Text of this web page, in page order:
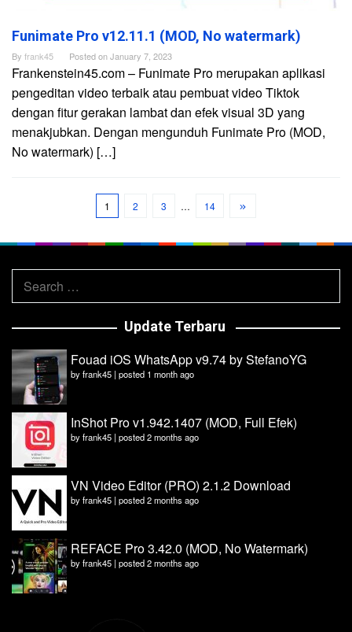
Funimate Pro v12.11.1 (MOD, No watermark)
By frank45 Posted onJanuary 7, 2023
Frankenstein45.com – Funimate Pro merupakan aplikasi
pengeditan video terbaik atau pembuat video Tiktok
dengan fitur gerakan lambat dan efek visual 3D yang
menakjubkan. Dengan mengunduh Funimate Pro (MOD,
No watermark) […]
1 2 3 … 14
Search
for:
Update Terbaru
Fouad iOS WhatsApp v9.74 by StefanoYG
byfrank45 | posted 1 month ago
InShot Pro v1.942.1407 (MOD, Full Efek)
byfrank45 | posted 2 months ago
VN Video Editor (PRO) 2.1.2 Download
byfrank45 | posted 2 months ago
REFACE Pro 3.42.0 (MOD, No Watermark)
byfrank45 | posted 2 months ago